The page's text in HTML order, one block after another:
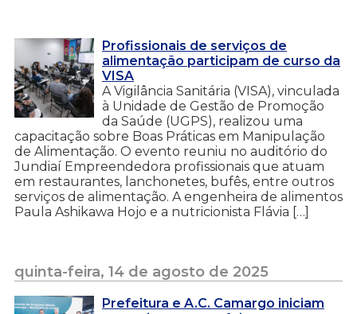
Profissionais de serviços de
alimentação participam de curso da
VISA
A Vigilância Sanitária (VISA), vinculada
à Unidade de Gestão de Promoção
da Saúde (UGPS), realizou uma
capacitação sobre Boas Práticas em Manipulação
de Alimentação. O evento reuniu no auditório do
Jundiaí Empreendedora profissionais que atuam
em restaurantes, lanchonetes, bufês, entre outros
serviços de alimentação. A engenheira de alimentos
Paula Ashikawa Hojo e a nutricionista Flávia […]
quinta-feira, 14 de agosto de 2025
Prefeitura e A.C. Camargo iniciam